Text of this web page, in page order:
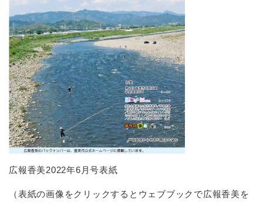
広報香美2022年6月号表紙
（表紙の画像をクリックするとウェブブックで広報香美を